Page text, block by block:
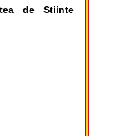
de Stiinte